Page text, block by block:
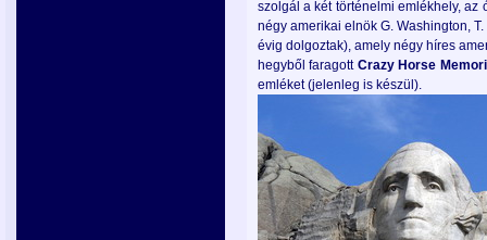
szolgál a két történelmi emlékhely,
négy amerikai elnök G. Washington,
évig dolgoztak), amely négy híres
hegyből faragott Crazy Horse
emléket (jelenleg is készül).